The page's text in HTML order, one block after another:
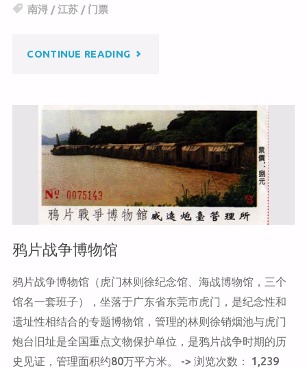
b o
南浔 /江苏 / 门票
CONTINUE READING"南
古
镇"
鸦片战争博物馆
鸦片战争博物馆（虎门林则徐纪念馆、海战博物馆，三个
馆名一套班子），坐落于广东省东莞市虎门，是纪念性和
遗址性相结合的专题博物馆，管理的林则徐销烟池与虎门
炮台旧址是全国重点文物保护单位，是鸦片战争时期的历
史见证，管理面积约80万平方米。 -> 浏览次数： 1,239